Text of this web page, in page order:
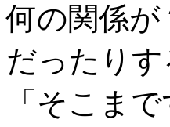
何の関係
だったりす
「そこま